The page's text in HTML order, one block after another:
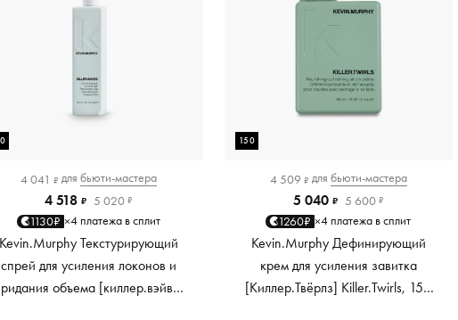
4 041 ₽ для бьюти-мастера
4 518 ₽ 5 020 ₽
1130₽ ×4 платежа в сплит
Kevin.Murphy Текстурирующий
спрей для усиления локонов и
объема [киллер.вэйвс]
150
4 509 ₽ для бьюти-мастера
5 040 ₽ 5 600 ₽
1260₽ ×4 платежа в сплит
Kevin.Murphy Дефинирующий
крем для усиления завитка
[Киллер.Твёрлз] Killer.Twirls, 150